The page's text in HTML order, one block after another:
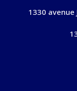
1330 avenue